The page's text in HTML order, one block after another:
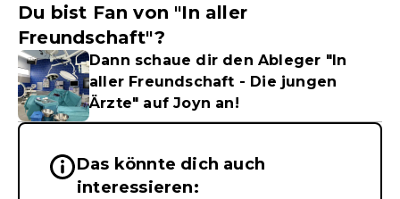
Du bist Fan von "In aller
Freundschaft"?
Dann schaue dir den Ableger "In
aller Freundschaft - Die jungen
Ärzte" auf Joyn an!
Wichtige Hinweise &
Das könnte dich auch
interessieren: